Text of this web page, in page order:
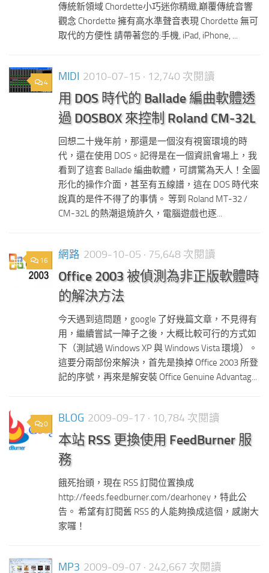
傳統新領域 Chordette小巧迷你精緻,巔覆傳統音響
觀念 Chordette 擁有高水準聲音表現 Chordette 無可
取代的方便性 請帶著您的:手機, iPad, iPhone, ...
4 MIDI 2010-07-15 · 12,740 次閱讀
用 DOS 時代的 Ballade 編曲軟體透
過 DOSBOX 來控制 Roland CM-32L
回想二十幾年前，那還是一個沒有視窗環境的時
代，還在使用 DOS。記得是在一個資訊會場上，我
看到了這套 Ballade 編曲軟體，可謂驚為天人！全圖
形化的操作介面，甚至有五線譜，這在 DOS 時代來
說真的是件不得了的事情。 等到 Roland MT-32 /
CM-32L 的熱潮退燒許久，電腦遊戲也逐...
16 網路 2009-10-05 · 75,648 次閱讀
Office 2003 被偵測為非正版軟體時
的解決方法
今天遇到這問題，google 了好幾篇文章，不見得有
用，繼續嘗試一陣子之後，大概比較可行的方式如
下（測試過 Windows XP 與 Windows Vista 環境）。
這要分兩部份來解決，首先是換掉 Office 2003 所登
記的序號，再來是解安裝 Office Genuine Advantag...
0 BLOG 2009-09-17 · 10,784 次閱讀
本站 RSS 更換使用 FeedBurner 服
務
餓死抬頭，現在 RSS 訂閱位置換成
http://feeds.feedburner.com/dearhoney，特此公
告。 希望有訂閱舊 RSS 的人能夠換成這個，感謝大
家囉！
MP3 2009-09-07 · 242,667 次閱讀